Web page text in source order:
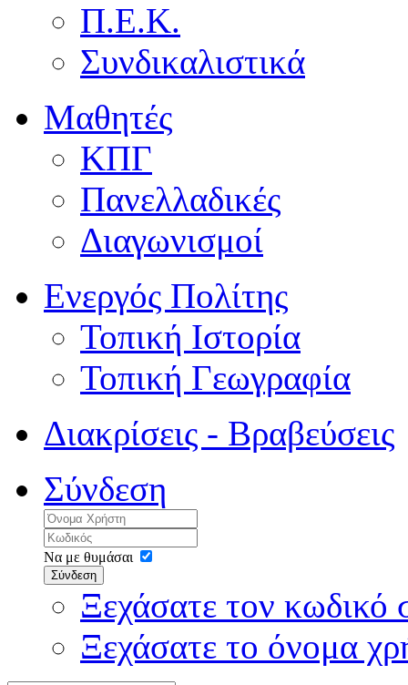
Π.Ε.Κ.
Συνδικαλιστικά
Μαθητές
ΚΠΓ
Πανελλαδικές
Διαγωνισμοί
Ενεργός Πολίτης
Τοπική Ιστορία
Τοπική Γεωγραφία
Διακρίσεις - Βραβεύσεις
Σύνδεση
Να με θυμάσαι
Σύνδεση
Ξεχάσατε τον κωδικό
Ξεχάσατε το όνομα